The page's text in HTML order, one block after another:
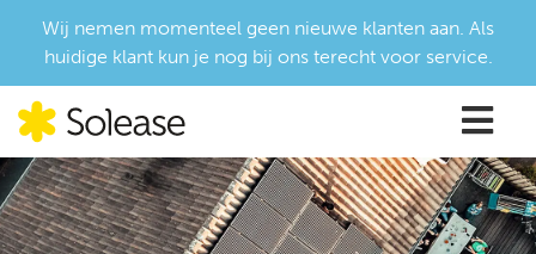
Wij nemen momenteel geen nieuwe klanten aan. Als
huidige klant kun je nog bij ons terecht voor service.